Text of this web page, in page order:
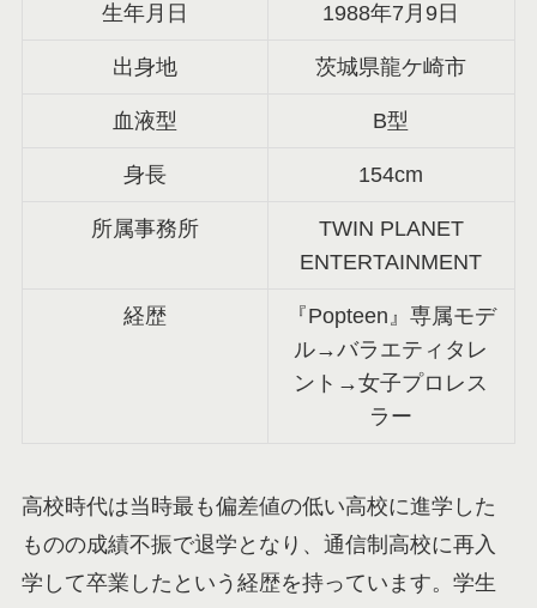
生年月日 1988年7月9日
出身地 茨城県龍ケ崎市
血液型 B型
身長 154cm
所属事務所
TWIN PLANET
ENTERTAINMENT
経歴
『Popteen』専属モデ
ル→バラエティタレ
ント→女子プロレス
ラー
高校時代は当時最も偏差値の低い高校に進学した
ものの成績不振で退学となり、通信制高校に再入
学して卒業したという経歴を持っています。学生